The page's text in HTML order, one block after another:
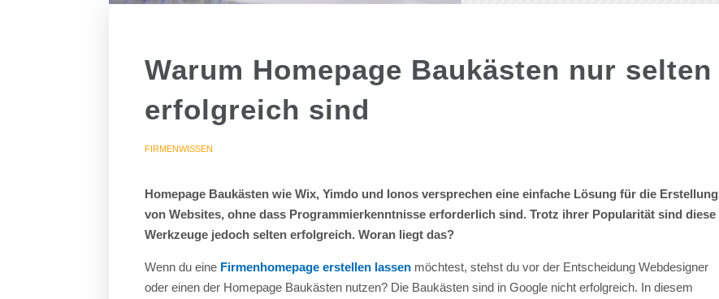
Warum Homepage Baukästen nur selten
erfolgreich sind
FIRMENWISSEN
Homepage Baukästen wie Wix, Yimdo und Ionos versprechen eine einfache Lösung für die Erstellung
von Websites, ohne dass Programmierkenntnisse erforderlich sind. Trotz ihrer Popularität sind diese
Werkzeuge jedoch selten erfolgreich. Woran liegt das?
Wenn du eine Firmenhomepage erstellen lassen möchtest, stehst du vor der Entscheidung Webdesigner
oder einen der Homepage Baukästen nutzen? Die Baukästen sind in Google nicht erfolgreich. In diesem